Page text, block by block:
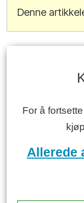
Denne
For å
Allerede